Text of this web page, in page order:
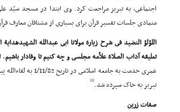
اجتماعى، به تبریز مراجعت کرد. وى ابتدا در مسجد سیّد
متمادى جلسات تفسیر قرآن براى بسیارى از مشتاقان معارف
اللؤلؤ النضید فى شرح زیارة مولانا ابى عبدالله الشهیدهدایة
تعلیقه آداب الصلاة علاّمه مجلسى و چه کنیم تا وفادار باشیم
عمرى خدمت به
تبریز به خاک سپرده شد.[8]
صفات زرین